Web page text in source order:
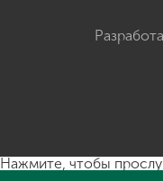
Нажмите, чтобы